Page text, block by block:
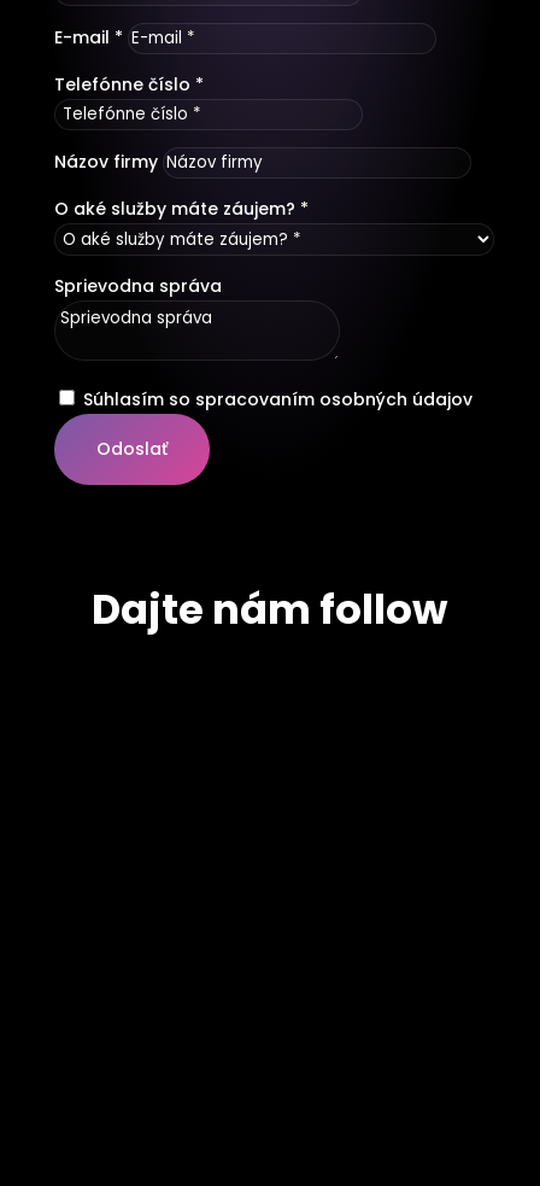
E-mail *
Telefónne číslo *
Názov firmy
O aké služby máte záujem? *
Sprievodna správa
Súhlasím so spracovaním osobných údajov
Odoslať
Dajte nám follow